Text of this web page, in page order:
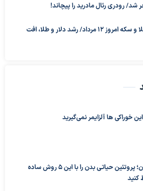
شد/ رودری رئال مادرید را پیچاند!
قیمت دلار،قیمت طلا و سکه امروز ۱۲ مرداد/ رشد دلار و طلا، افت
خوراکی ها آلزایمر نمی‌گیرید
کلاژن؛ پروتئین حیاتی بدن را با این ۵ روش ساده
کنید